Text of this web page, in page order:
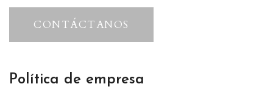
CONTÁCTANOS
Política de empresa